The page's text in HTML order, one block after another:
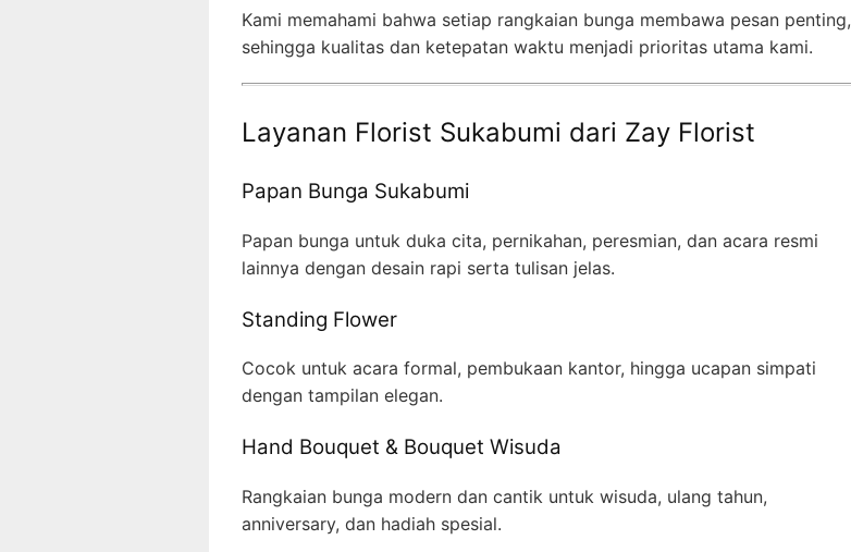
Kami memahami bahwa setiap rangkaian bunga membawa pesan penting,
sehingga kualitas dan ketepatan waktu menjadi prioritas utama kami.
Layanan Florist Sukabumi dari Zay Florist
Papan Bunga Sukabumi
Papan bunga untuk duka cita, pernikahan, peresmian, dan acara resmi
lainnya dengan desain rapi serta tulisan jelas.
Standing Flower
Cocok untuk acara formal, pembukaan kantor, hingga ucapan simpati
dengan tampilan elegan.
Hand Bouquet & Bouquet Wisuda
Rangkaian bunga modern dan cantik untuk wisuda, ulang tahun,
anniversary, dan hadiah spesial.